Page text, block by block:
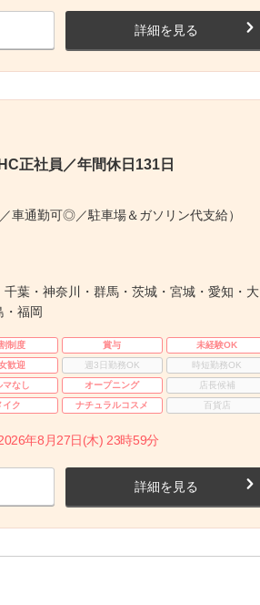
詳細を見る
正社員／年間休日131日
車通勤可◎／駐車場＆ガソリン代支給）
葉・神奈川・群馬・茨城・宮城・愛知・大
・福岡
制度 賞与
未経験OK
歓迎 週3日勤務OK
時短勤務OK
マなし オープニング
店長候補
イク ナチュラルコスメ 百貨店
年8月27日(木) 23時59分
詳細を見る